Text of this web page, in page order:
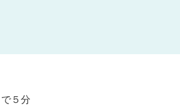
５分